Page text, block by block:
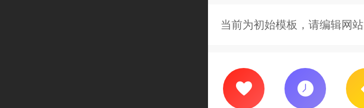
当前为初始模板，请编辑网站